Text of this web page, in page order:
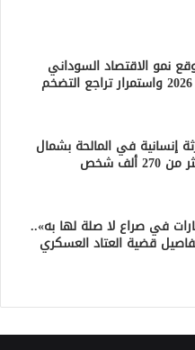
نمو الاقتصاد السوداني
إنسانية في المالحة بشمال
شخص
في صراع لا صلة لها به»..
قضية العتاد العسكري